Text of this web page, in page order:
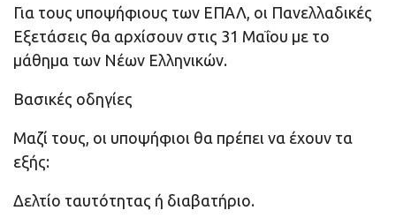
Για τους υποψήφιους των ΕΠΑΛ, οι Πανελλαδικές
Εξετάσεις θα αρχίσουν στις 31 Μαΐου με το
μάθημα των Νέων Ελληνικών.
Βασικές οδηγίες
Μαζί τους, οι υποψήφιοι θα πρέπει να έχουν τα
εξής:
Δελτίο ταυτότητας ή διαβατήριο.